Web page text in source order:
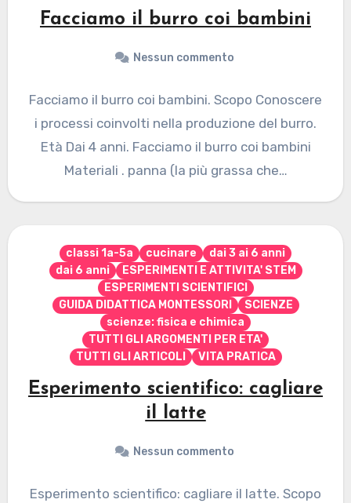
Facciamo il burro coi bambini
Nessun commento
Facciamo il burro coi bambini. Scopo Conoscere
i processi coinvolti nella produzione del burro.
Età Dai 4 anni. Facciamo il burro coi bambini
Materiali . panna (la più grassa che…
classi 1a-5a cucinare
dai 3 ai 6 anni
dai 6 anni
ESPERIMENTI E ATTIVITA' STEM
ESPERIMENTI SCIENTIFICI
GUIDA DIDATTICA MONTESSORI
SCIENZE
scienze: fisica e chimica
TUTTI GLI ARGOMENTI PER ETA'
TUTTI GLI ARTICOLI
VITA PRATICA
Esperimento scientifico: cagliare
il latte
Nessun commento
Esperimento scientifico: cagliare il latte. Scopo